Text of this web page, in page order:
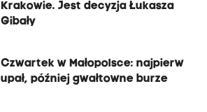
Krakowie. Jest decyzja Łukasza
Gibały
Czwartek w Małopolsce: najpierw
upał, później gwałtowne burze